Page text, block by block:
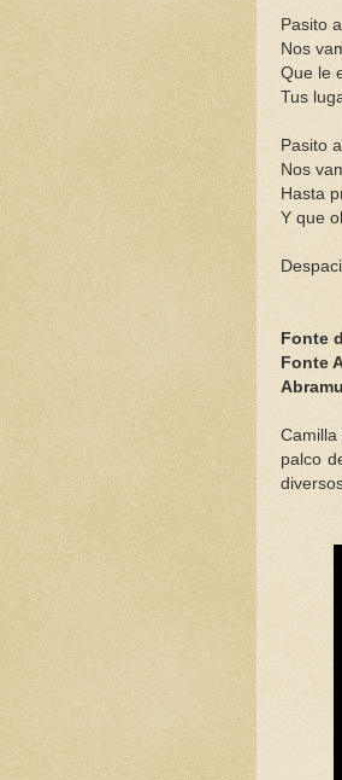
Pasito
Nos
Que le
Tus
Pasito
Nos
Hasta
Y que
Fonte
Fonte
palco